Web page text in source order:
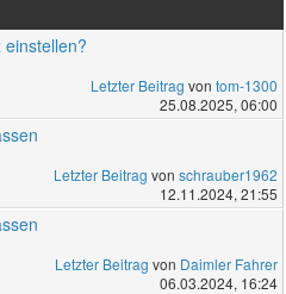
Letzter Beitrag von tom-1300
25.08.2025, 06:00
Letzter Beitrag von schrauber1962
12.11.2024, 21:55
Letzter Beitrag von Daimler Fahrer
06.03.2024, 16:24